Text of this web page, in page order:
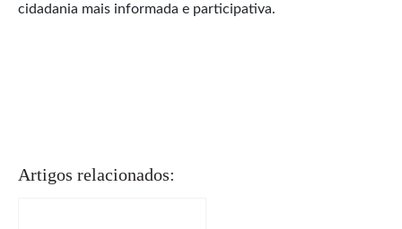
cidadania mais informada e participativa.
Artigos relacionados: